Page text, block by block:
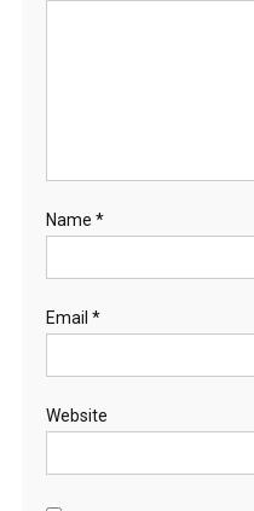
Name *
Email *
Website